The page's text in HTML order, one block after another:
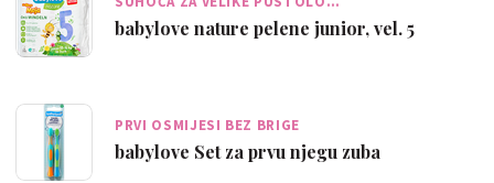
babylove nature pelene junior, vel. 5
PRVI OSMIJESI BEZ BRIGE
babylove Set za prvu njegu zuba